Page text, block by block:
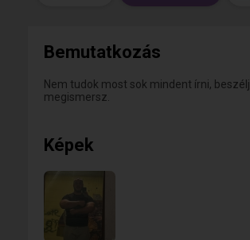
Bemutatkozás
Nem tudok most sok mindent írni,
megismersz.
Képek